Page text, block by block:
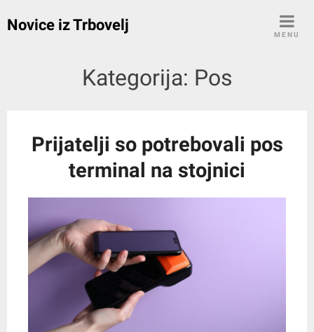
Novice iz Trbovelj
MENU
Kategorija: Pos
Prijatelji so potrebovali pos
terminal na stojnici